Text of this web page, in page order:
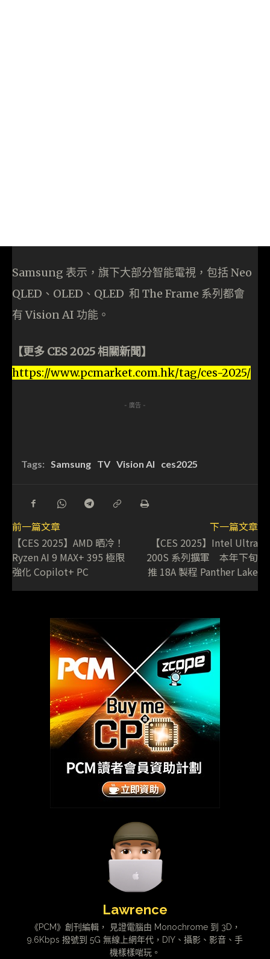
Samsung 表示，旗下大部分智能電視，包括 Neo
QLED、OLED、QLED 和 The Frame 系列都會
有 Vision AI 功能。
【更多 CES 2025 相關新聞】
https://www.pcmarket.com.hk/tag/ces-2025/
- 廣告 -
Tags: Samsung TV Vision AI ces2025
前一篇文章
【CES 2025】AMD 晒冷！
Ryzen AI 9 MAX+ 395 極限
強化 Copilot+ PC
下一篇文章
【CES 2025】Intel Ultra
200S 系列擴軍 本年下旬
推 18A 製程 Panther Lake
Lawrence
《PCM》創刊編輯， 見證電腦由 Monochrome 到 3D，
9.6Kbps 撥號到 5G 無線上網年代，DIY、攝影、影音、手
機樣樣啱玩。